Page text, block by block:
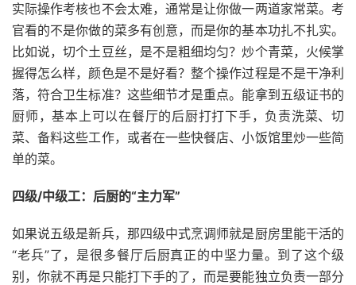
实际操作考核也不会太难，通常是让你做一两道家常菜。考
官看的不是你做的菜多有创意，而是你的基本功扎不扎实。
比如说，切个土豆丝，是不是粗细均匀？炒个青菜，火候掌
握得怎么样，颜色是不是好看？整个操作过程是不是干净利
落，符合卫生标准？这些细节才是重点。能拿到五级证书的
厨师，基本上可以在餐厅的后厨打打下手，负责洗菜、切
菜、备料这些工作，或者在一些快餐店、小饭馆里炒一些简
单的菜。
四级/中级工：后厨的“主力军”
如果说五级是新兵，那四级中式烹调师就是厨房里能干活的
“老兵”了，是很多餐厅后厨真正的中坚力量。到了这个级
别，你就不再是只能打下手的了，而是要能独立负责一部分